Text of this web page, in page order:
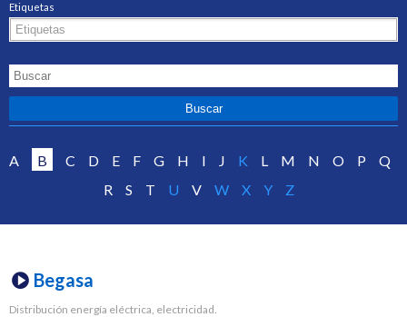
Etiquetas
A B C D E F G H I J K L M N O P
Q
R
S T U V W X Y Z
Begasa
Distribución energía eléctrica, electricidad.